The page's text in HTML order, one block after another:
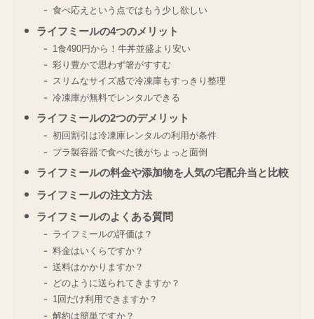
食べ応えという点ではもう少し欲しい
ライフミールの4つのメリット
1食490円から！牛丼並盛より安い
彩り豊かで思わず箸がすすむ
スリムなサイズ感で冷凍庫もすっきり整理
冷凍庫が無料でレンタルできる
ライフミールの2つのデメリット
初回割引は冷凍庫レンタルの利用が条件
プラ製容器で食べた後がちょっと面倒
ライフミールの料金や添加物を人気の宅配弁当と比較
ライフミールの注文方法
ライフミールのよくある質問
ライフミールの評価は？
料金はいくらですか？
送料はかかりますか？
どのように送られてきますか？
1回だけ利用できますか？
解約は簡単ですか？